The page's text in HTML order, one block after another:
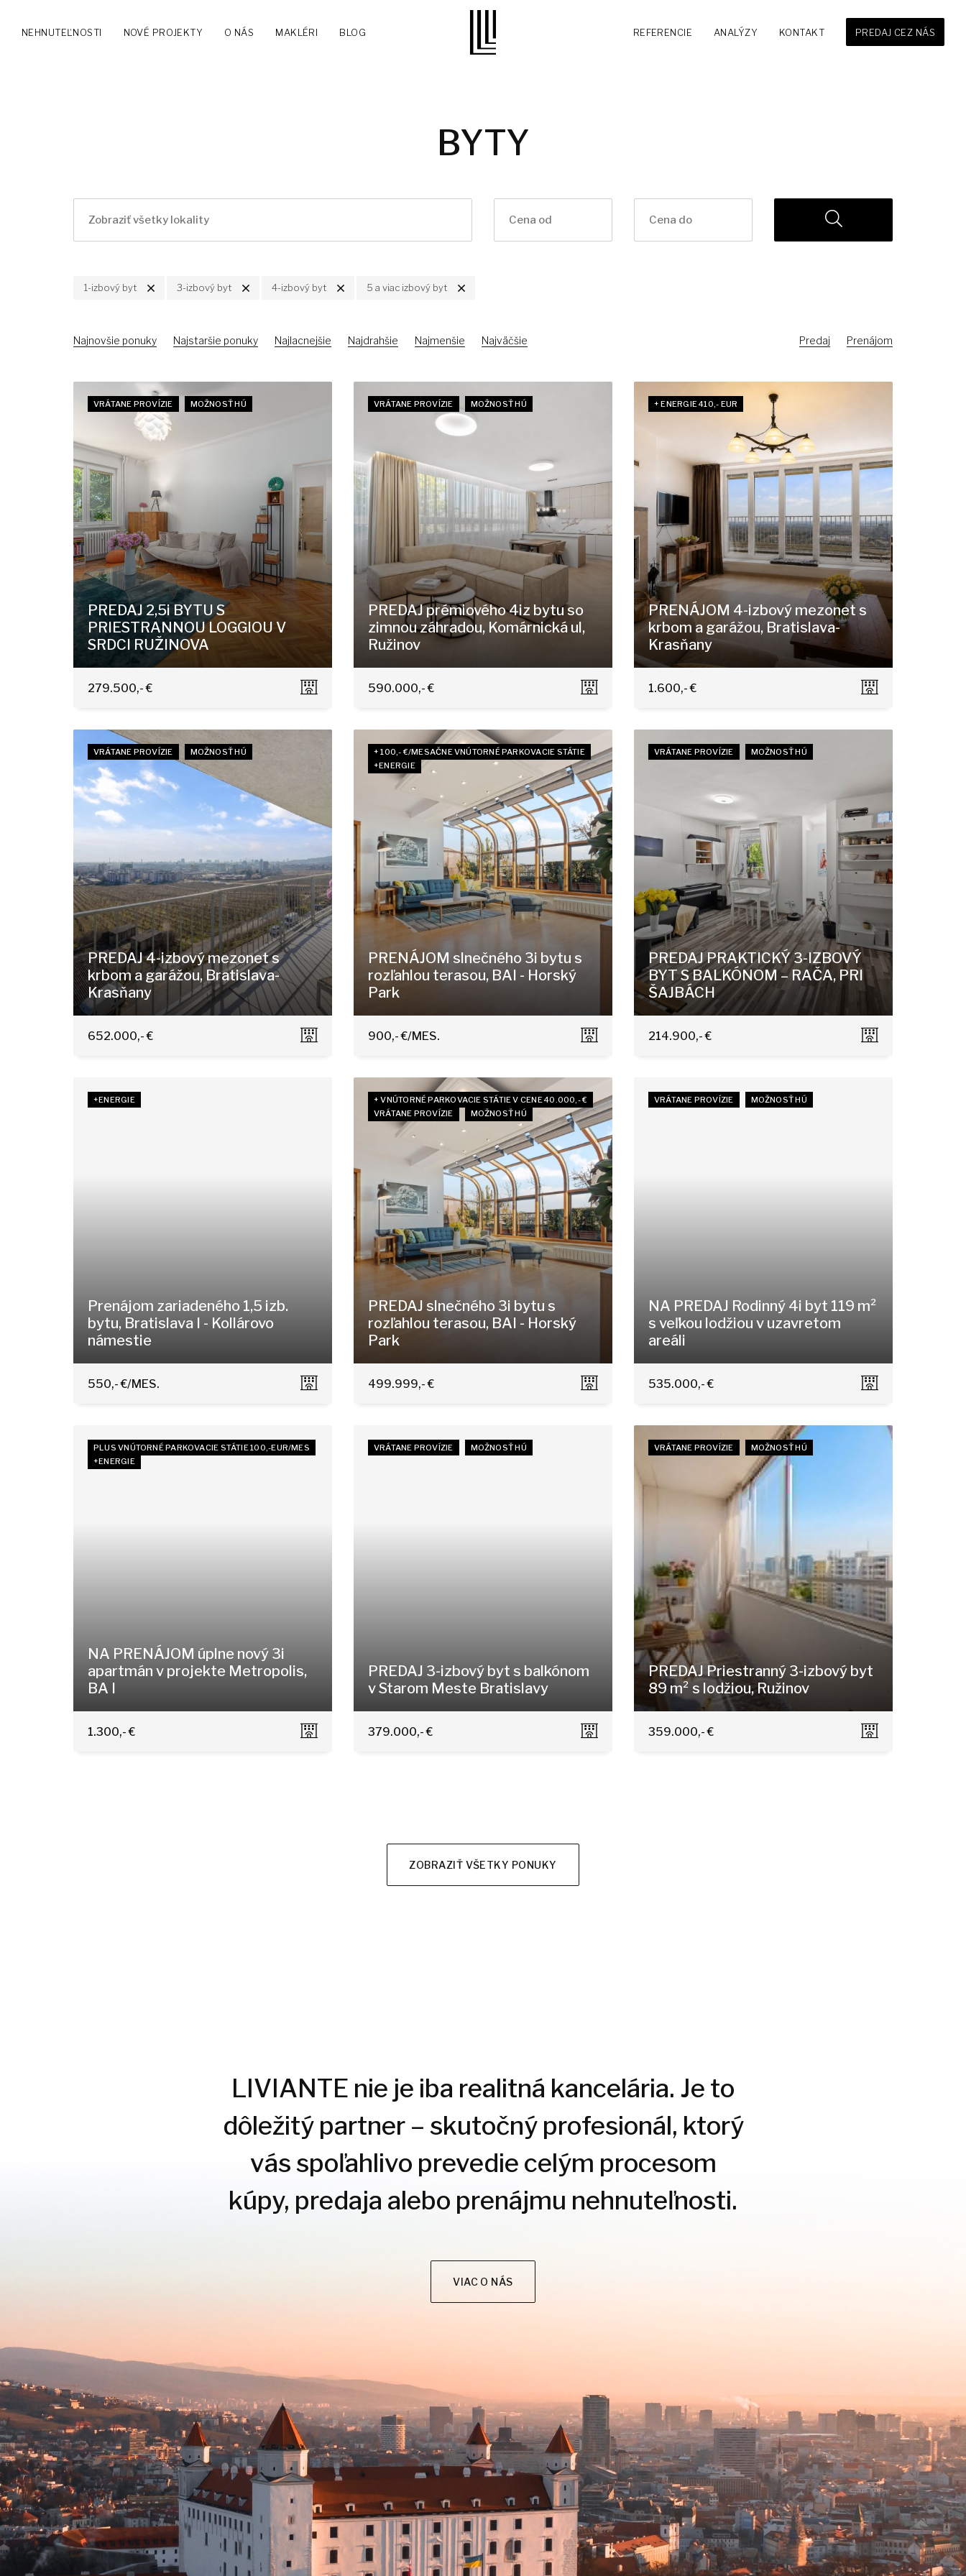
NEHNUTEĽNOSTI NOVÉ PROJEKTY O NÁS MAKLÉRI BLOG REFERENCIE ANALÝZY KONTAKT PREDAJ CEZ NÁS
BYTY
1-izbový byt 3-izbový byt 4-izbový byt 5 a viac izbový byt
Najnovšie ponuky Najstaršie ponuky Najlacnejšie Najdrahšie Najmenšie Najväčšie Predaj Prenájom
VRÁTANE PROVÍZIE MOŽNOSŤ HÚ
PREDAJ 2,5i BYTU S
PRIESTRANNOU LOGGIOU V
SRDCI RUŽINOVA
Jadrová 13, Bratislava-Ružinov
279.500,- €
VRÁTANE PROVÍZIE MOŽNOSŤ HÚ
PREDAJ prémiového 4iz bytu so
zimnou záhradou, Komárnická ul,
Ružinov
Komárnická, Bratislava - Ružinov
590.000,- €
+ ENERGIE 410,- EUR
PRENÁJOM 4-izbový mezonet s
krbom a garážou, Bratislava-
Krasňany
Horská 11/A, Bratislava - Nové Mesto
1.600,- €
VRÁTANE PROVÍZIE MOŽNOSŤ HÚ
PREDAJ 4-izbový mezonet s
krbom a garážou, Bratislava-
Krasňany
Horská 11/A, Bratislava - Nové Mesto
652.000,- €
+ 100,- €/MESAČNE VNÚTORNÉ PARKOVACIE STÁTIE
+ENERGIE
PRENÁJOM slnečného 3i bytu s
rozľahlou terasou, BAI - Horský
Park
Čapkova 16, Bratislava - Staré Mesto
900,- €/MES.
VRÁTANE PROVÍZIE MOŽNOSŤ HÚ
PREDAJ PRAKTICKÝ 3-IZBOVÝ
BYT S BALKÓNOM – RAČA, PRI
ŠAJBÁCH
Pri Šajbách, Bratislava - Rača
214.900,- €
+ENERGIE
Prenájom zariadeného 1,5 izb.
bytu, Bratislava I - Kollárovo
námestie
Kollárovo námestie 20, Bratislava - Staré Mesto
550,- €/MES.
+ VNÚTORNÉ PARKOVACIE STÁTIE V CENE 40.000,- €
VRÁTANE PROVÍZIE
MOŽNOSŤ HÚ
PREDAJ slnečného 3i bytu s
rozľahlou terasou, BAI - Horský
Park
Čapkova 16, Bratislava - Staré Mesto
499.999,- €
VRÁTANE PROVÍZIE MOŽNOSŤ HÚ
NA PREDAJ Rodinný 4i byt 119 m²
s veľkou lodžiou v uzavretom
areáli
Staré grunty 264, Bratislava - Karlova Ves
535.000,- €
PLUS VNÚTORNÉ PARKOVACIE STÁTIE 100,-EUR/MES
+ENERGIE
NA PRENÁJOM úplne nový 3i
apartmán v projekte Metropolis,
BA I
Bottova 4-6, Bratislava - Staré Mesto
1.300,- €
VRÁTANE PROVÍZIE MOŽNOSŤ HÚ
PREDAJ 3-izbový byt s balkónom
v Starom Meste Bratislavy
Kúpeľná 7, Bratislava - Staré Mesto
379.000,- €
VRÁTANE PROVÍZIE MOŽNOSŤ HÚ
PREDAJ Priestranný 3-izbový byt
89 m² s lodžiou, Ružinov
Jégeho, Bratislava - Nivy
359.000,- €
ZOBRAZIŤ VŠETKY PONUKY
LIVIANTE nie je iba realitná kancelária. Je to
dôležitý partner – skutočný profesionál, ktorý
vás spoľahlivo prevedie celým procesom
kúpy, predaja alebo prenájmu nehnuteľnosti.
VIAC O NÁS